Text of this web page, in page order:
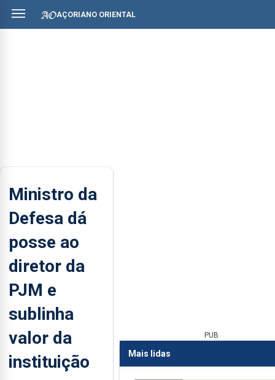
AÇORIANO ORIENTAL
Ministro da
Defesa dá
posse ao
diretor da
PJM e
sublinha
valor da
instituição
PUB
Mais lidas